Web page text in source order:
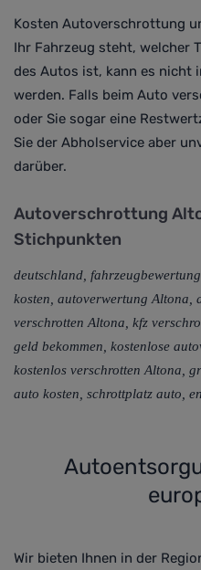
Kosten Autoverschrottung
Ihr Fahrzeug steht, welcher
des Autos ist, kann es nicht
werden. Falls beim Auto
oder Sie sogar eine
Sie der Abholservice aber
darüber.
Autoverschrottung
Stichpunkten
deutschland,
kosten, autoverwertung Altona,
verschrotten Altona, kfz
geld bekommen, kostenlose
kostenlos verschrotten Altona,
auto kosten, schrottplatz auto,
Wir bieten Ihnen in der